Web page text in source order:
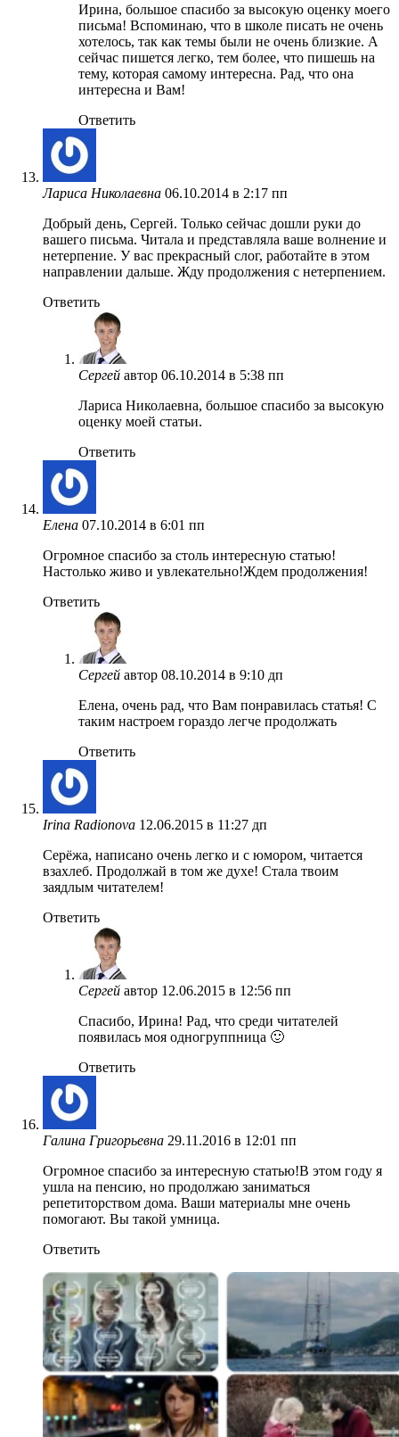
Ирина, большое спасибо за высокую оценку моего
письма! Вспоминаю, что в школе писать не очень
хотелось, так как темы были не очень близкие. А
сейчас пишется легко, тем более, что пишешь на
тему, которая самому интересна. Рад, что она
интересна и Вам!
Ответить
Лариса Николаевна 06.10.2014 в 2:17 пп
Добрый день, Сергей. Только сейчас дошли руки до
вашего письма. Читала и представляла ваше волнение и
нетерпение. У вас прекрасный слог, работайте в этом
направлении дальше. Жду продолжения с нетерпением.
Ответить
Сергей автор 06.10.2014 в 5:38 пп
Лариса Николаевна, большое спасибо за высокую
оценку моей статьи.
Ответить
Елена 07.10.2014 в 6:01 пп
Огромное спасибо за столь интересную статью!
Настолько живо и увлекательно!Ждем продолжения!
Ответить
Сергей автор 08.10.2014 в 9:10 дп
Елена, очень рад, что Вам понравилась статья! С
таким настроем гораздо легче продолжать
Ответить
Irina Radionova 12.06.2015 в 11:27 дп
Серёжа, написано очень легко и с юмором, читается
взахлеб. Продолжай в том же духе! Стала твоим
заядлым читателем!
Ответить
Сергей автор 12.06.2015 в 12:56 пп
Спасибо, Ирина! Рад, что среди читателей
появилась моя одногруппница 🙂
Ответить
Галина Григорьевна 29.11.2016 в 12:01 пп
Огромное спасибо за интересную статью!В этом году я
ушла на пенсию, но продолжаю заниматься
репетиторством дома. Ваши материалы мне очень
помогают. Вы такой умница.
Ответить